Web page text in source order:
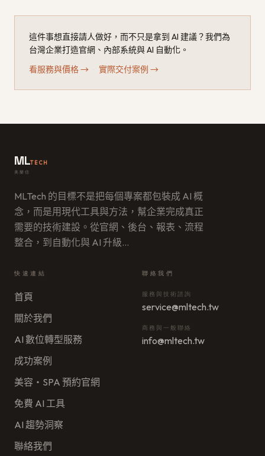
這件事想直接請人做好，而不只是拿到 AI 建議？我們為
台灣企業打造官網、內部系統與 AI 自動化。
看服務與價格→ 實際交付案例 →
MLTECH
美樂信
MLTech 的目標不是把每個專案都包裝成 AI 概
念，而是用現代工具與方法，幫企業完成真正
需要的技術建設。從官網、後台、報表、流程
整合，到自動化與 AI 升級…
快速連結
首頁
關於我們
AI 數位轉型服務
成功案例
美容・SPA 預約官網
免費 AI 工具
AI 趨勢洞察
聯絡我們
聯絡我們
服務與技術諮詢
service@mltech.tw
商務與一般聯絡
info@mltech.tw